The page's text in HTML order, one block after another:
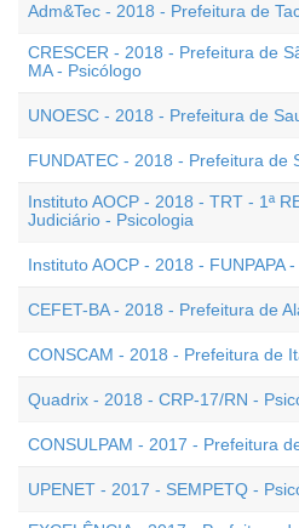
Adm&Tec - 2018 - Prefeitura de
CRESCER - 2018 - Prefeitura de
MA - Psicólogo
UNOESC - 2018 - Prefeitura de
FUNDATEC - 2018 - Prefeitura de
Instituto AOCP - 2018 - TRT - 1ª
Judiciário - Psicologia
Instituto AOCP - 2018 - FUNPAPA
CEFET-BA - 2018 - Prefeitura de
CONSCAM - 2018 - Prefeitura de
Quadrix - 2018 - CRP-17/RN -
CONSULPAM - 2017 - Prefeitura
UPENET - 2017 - SEMPETQ -